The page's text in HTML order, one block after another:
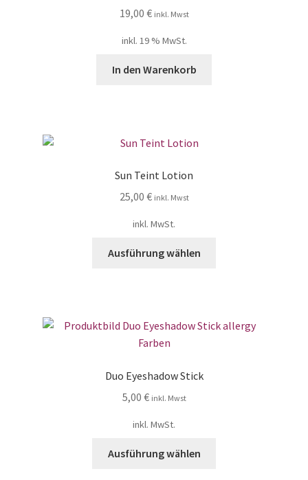
19,00 € inkl. Mwst
inkl. 19 % MwSt.
In den Warenkorb
Sun Teint Lotion
25,00 € inkl. Mwst
inkl. MwSt.
Ausführung wählen
Duo Eyeshadow Stick
5,00 € inkl. Mwst
inkl. MwSt.
Ausführung wählen